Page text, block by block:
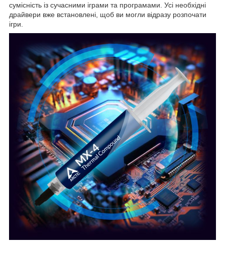
сумісність із сучасними іграми та програмами. Усі необхідні
драйвери вже встановлені, щоб ви могли відразу розпочати
ігри.